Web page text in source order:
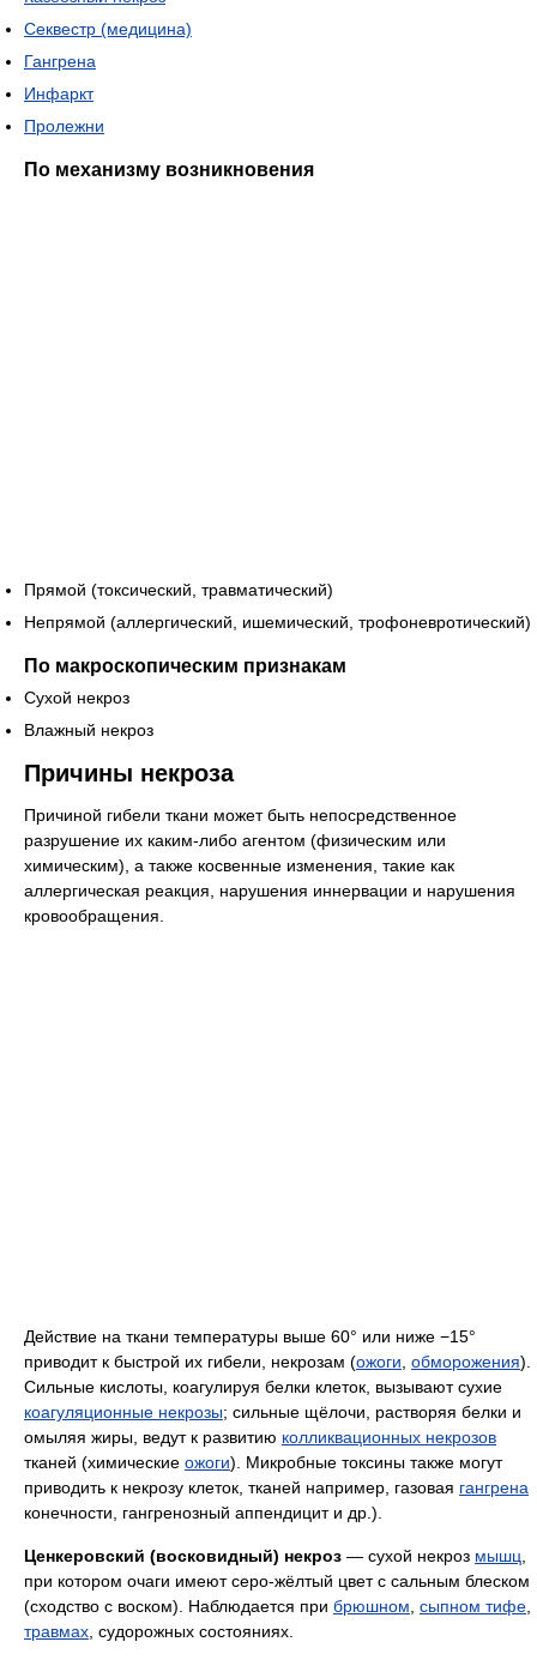
Секвестр (медицина)
Гангрена
Инфаркт
Пролежни
По механизму возникновения
Прямой (токсический, травматический)
Непрямой (аллергический, ишемический, трофоневротический)
По макроскопическим признакам
Сухой некроз
Влажный некроз
Причины некроза
Причиной гибели ткани может быть непосредственное
разрушение их каким-либо агентом (физическим или
химическим), а также косвенные изменения, такие как
аллергическая реакция, нарушения иннервации и нарушения
кровообращения.
Действие на ткани температуры выше 60° или ниже −15°
приводит к быстрой их гибели, некрозам (ожоги обморожения).
Сильные кислоты, коагулируя белки клеток, вызывают сухие
коагуляционные некрозы; сильные щёлочи, растворяя белки и
омыляя жиры, ведут к развитию колликвационных некрозов
тканей (химические ожоги). Микробные токсины также могут
приводить к некрозу клеток, тканей например, газовая гангрена
конечности, гангренозный аппендицит и др.).
Ценкеровский (восковидный) некроз — сухой некроз мышц
при котором очаги имеют серо-жёлтый цвет с сальным блеском
(сходство с воском). Наблюдается при брюшном сыпном тифе
травмах , судорожных состояниях.